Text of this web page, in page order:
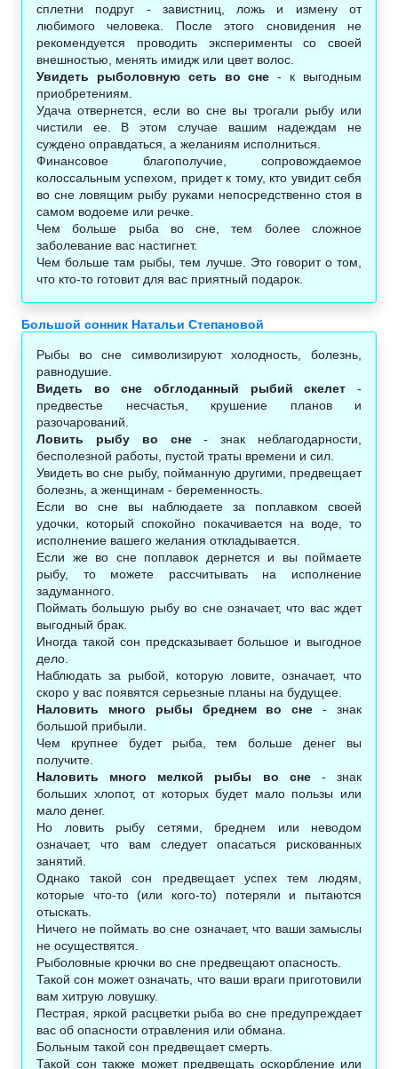
сплетни подруг - завистниц, ложь и измену от
любимого человека. После этого сновидения не
рекомендуется проводить эксперименты со своей
внешностью, менять имидж или цвет волос.
Увидеть рыболовную сеть во сне - к выгодным
приобретениям.
Удача отвернется, если во сне вы трогали рыбу или
чистили ее. В этом случае вашим надеждам не
суждено оправдаться, а желаниям исполниться.
Финансовое благополучие, сопровождаемое
колоссальным успехом, придет к тому, кто увидит себя
во сне ловящим рыбу руками непосредственно стоя в
самом водоеме или речке.
Чем больше рыба во сне, тем более сложное
заболевание вас настигнет.
Чем больше там рыбы, тем лучше. Это говорит о том,
что кто-то готовит для вас приятный подарок.
Большой сонник Натальи Степановой
Рыбы во сне символизируют холодность, болезнь,
равнодушие.
Видеть во сне обглоданный рыбий скелет -
предвестье несчастья, крушение планов и
разочарований.
Ловить рыбу во сне- знак неблагодарности,
бесполезной работы, пустой траты времени и сил.
Увидеть во сне рыбу, пойманную другими, предвещает
болезнь, а женщинам - беременность.
Если во сне вы наблюдаете за поплавком своей
удочки, который спокойно покачивается на воде, то
исполнение вашего желания откладывается.
Если же во сне поплавок дернется и вы поймаете
рыбу, то можете рассчитывать на исполнение
задуманного.
Поймать большую рыбу во сне означает, что вас ждет
выгодный брак.
Иногда такой сон предсказывает большое и выгодное
дело.
Наблюдать за рыбой, которую ловите, означает, что
скоро у вас появятся серьезные планы на будущее.
Наловить много рыбы бреднем во сне - знак
большой прибыли.
Чем крупнее будет рыба, тем больше денег вы
получите.
Наловить много мелкой рыбы во сне- знак
больших хлопот, от которых будет мало пользы или
мало денег.
Но ловить рыбу сетями, бреднем или неводом
означает, что вам следует опасаться рискованных
занятий.
Однако такой сон предвещает успех тем людям,
которые что-то (или кого-то) потеряли и пытаются
отыскать.
Ничего не поймать во сне означает, что ваши замыслы
не осуществятся.
Рыболовные крючки во сне предвещают опасность.
Такой сон может означать, что ваши враги приготовили
вам хитрую ловушку.
Пестрая, яркой расцветки рыба во сне предупреждает
вас об опасности отравления или обмана.
Больным такой сон предвещает смерть.
Такой сон также может предвещать оскорбление или